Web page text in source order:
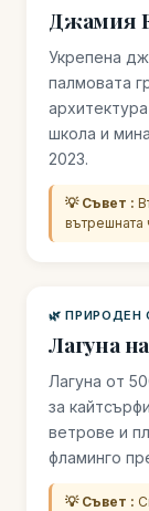
Джамия
Укрепена
палмовата
школа и
2023.
💡 Съвет :
🌿 ПРИРОДЕН
Лагуна
Лагуна от
за
ветрове и
фламинго
💡 Съвет :